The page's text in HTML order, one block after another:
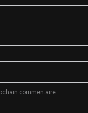
commentaire.